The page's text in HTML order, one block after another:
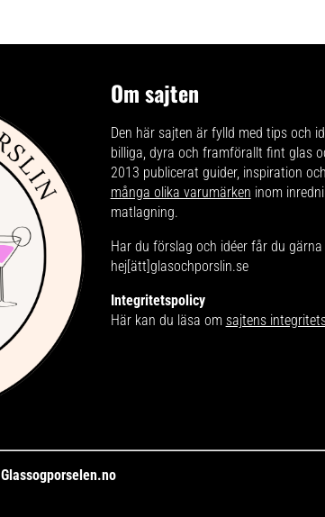
Om sajten
Den här sajten är fylld med tips och
billiga, dyra och framförallt fint glas
2013 publicerat guider, inspiration
många olika varumärken inom
matlagning.
Har du förslag och idéer får du
hej[ätt]glasochporslin.se
Integritetspolicy
Här kan du läsa om sajtens
Glassogporselen.no